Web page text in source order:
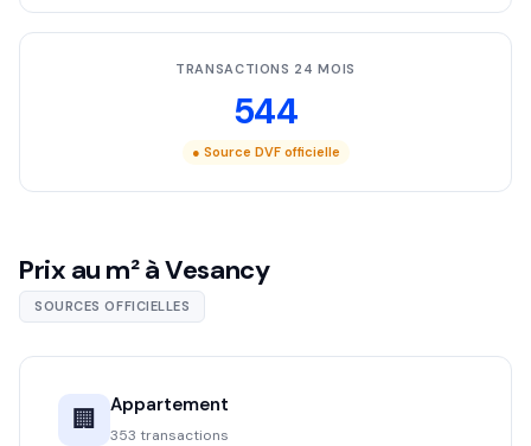
TRANSACTIONS 24 MOIS
544
● Source DVF officielle
Prix au m² à Vesancy
SOURCES OFFICIELLES
🏢 Appartement
353 transactions